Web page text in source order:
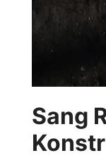
Sang